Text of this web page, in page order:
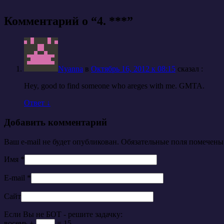
Комментарий о “4. ***”
Nyanna в Октябрь 16, 2012 к 08:15 cказал :
Hey, good to find someone who areges with me. GMTA.
Ответ ↓
Добавить комментарий
Ваш e-mail не будет опубликован. Обязательные поля
Имя *
E-mail *
Сайт
Если Вы не БОТ - решите задачку: